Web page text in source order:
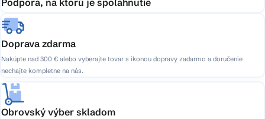
Podpora, na ktorú je spoľahnutie
Doprava zdarma
Nakúpte nad 300 € alebo vyberajte tovar s ikonou dopravy zadarmo a doručenie
nechajte kompletne na nás.
Obrovský výber skladom